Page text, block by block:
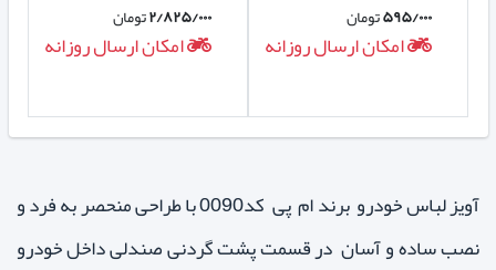
۲/۸۲۵/۰۰۰تومان
امکان ارسال روزانه
۵۹۵/۰۰۰تومان
امکان ارسال روزانه
آویز لباس خودرو برند ام پی کد0090 با طراحی منحصر به فرد و
نصب ساده و آسان در قسمت پشت گردنی صندلی داخل خودرو